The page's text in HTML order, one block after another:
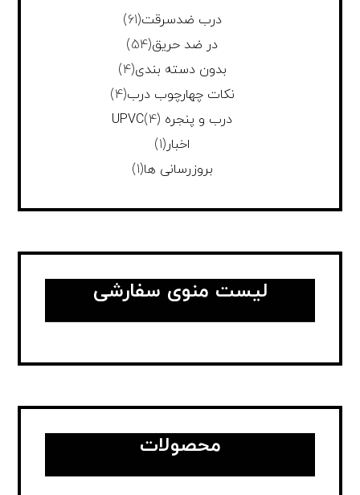
درب ضدسرقت(61)
در ضد حریق(54)
بدون دسته بندی(4)
نکات چهارچوب درب(4)
درب و پنجره UPVC (4)
اخبار(1)
بروزرسانی ها(1)
لیست منوی سفارشی
محصولات